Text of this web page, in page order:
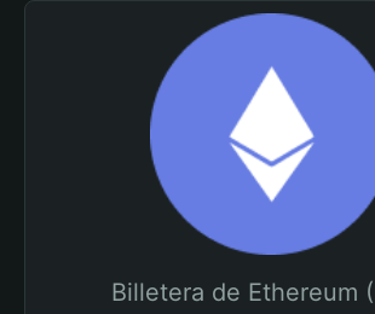
Billetera de Ethereum